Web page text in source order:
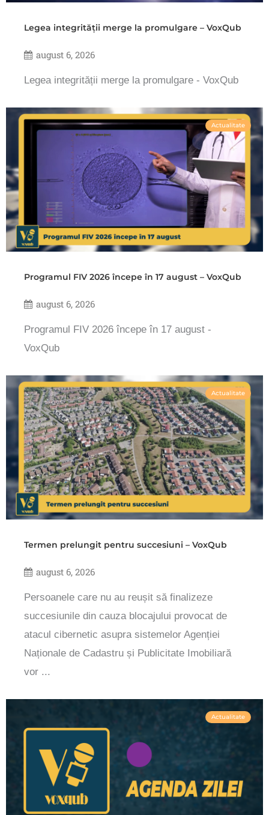
Legea integrității merge la promulgare – VoxQub
august 6, 2026
Legea integrității merge la promulgare - VoxQub
Actualitate
Programul FIV 2026 începe în 17 august – VoxQub
august 6, 2026
Programul FIV 2026 începe în 17 august -
VoxQub
Actualitate
Termen prelungit pentru succesiuni – VoxQub
august 6, 2026
Persoanele care nu au reușit să finalizeze
succesiunile din cauza blocajului provocat de
atacul cibernetic asupra sistemelor Agenției
Naționale de Cadastru și Publicitate Imobiliară
vor ...
Actualitate